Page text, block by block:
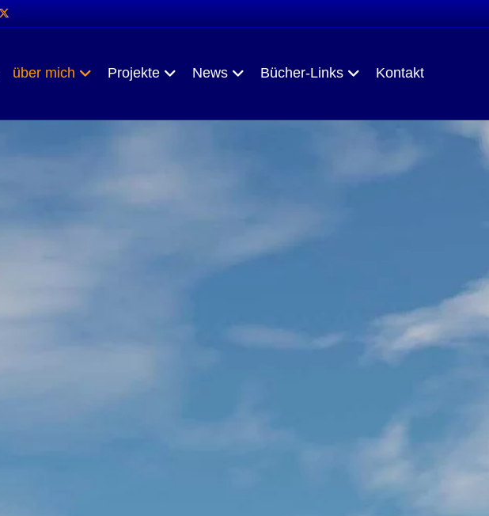
X-twitter
über mich Projekte News Bücher-Links Kontakt